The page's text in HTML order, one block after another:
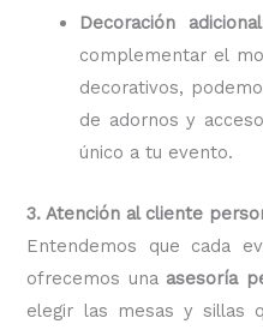
Decoración adicional
complementar el
decorativos,
de adornos y
único a tu evento.
3. Atención al cliente
Entendemos que cada
ofrecemos una asesoría
elegir las mesas y sillas